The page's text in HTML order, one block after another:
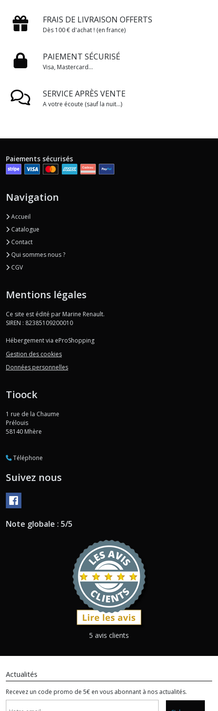
FRAIS DE LIVRAISON OFFERTS
Dès 100 € d'achat ! (en france)
PAIEMENT SÉCURISÉ
Visa, Mastercard...
SERVICE APRÈS VENTE
A votre écoute (sauf la nuit...)
Paiements sécurisés
Navigation
Accueil
Catalogue
Contact
Qui sommes nous ?
CGV
Mentions légales
Ce site est édité par Marine Renault.
SIREN : 82385109200010
Hébergement via eProShopping
Gestion des cookies
Données personnelles
Tioock
1 rue de la Chaume
Prélouis
58140 Mhère
Téléphone
Suivez nous
Note globale : 5/5
5 avis clients
Actualités
Recevez un code promo de 5€ en vous abonnant à nos actualités.